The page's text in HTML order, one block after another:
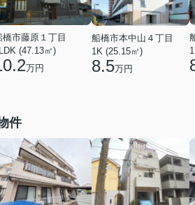
橋市藤原１丁目
(47.13㎡)
万円
船橋市本中山４丁目
1K (25.15㎡)
8.5万円
件